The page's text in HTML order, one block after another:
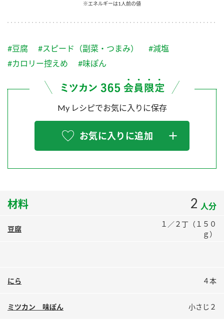
ふりかけ おすしの素
炊き込みご飯の素 米飯用調味液
Fibee
つゆ
鍋なび
納豆のサイト
三ツ判山吹
スペシャルサイト
お酢を知ろう！
すしラボ
納豆の豆知識
ミツカンの歴史
お客様相談センター
お客様の声をいかしました
販売終了製品のご案内
よくあるご質問
※エネルギーは1人前の値
#豆腐 #スピード（副菜・つまみ）
#減塩
#カロリー控えめ
#味ぽん
My レシピでお気に入りに保存
お気に入りに追加
材料 2 人分
豆腐
１／２丁（１５０
ｇ）
にら ４本
ミツカン 味ぽん 小さじ２